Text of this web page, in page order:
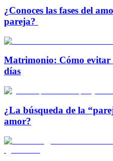
¿Conoces las fases del
pareja?
Matrimonio: Cómo evitar
días
¿La búsqueda de la
amor?